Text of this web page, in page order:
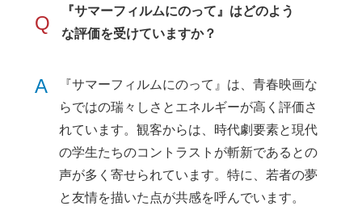
Q
『サマーフィルムにのって』はどのよう
な評価を受けていますか？
A
『サマーフィルムにのって』は、青春映画な
らではの瑞々しさとエネルギーが高く評価さ
れています。観客からは、時代劇要素と現代
の学生たちのコントラストが斬新であるとの
声が多く寄せられています。特に、若者の夢
と友情を描いた点が共感を呼んでいます。